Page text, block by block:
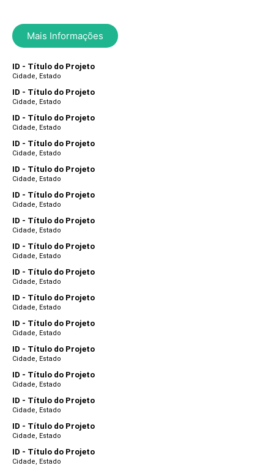
Mais Informações
ID - Título do Projeto
Cidade, Estado
ID - Título do Projeto
Cidade, Estado
ID - Título do Projeto
Cidade, Estado
ID - Título do Projeto
Cidade, Estado
ID - Título do Projeto
Cidade, Estado
ID - Título do Projeto
Cidade, Estado
ID - Título do Projeto
Cidade, Estado
ID - Título do Projeto
Cidade, Estado
ID - Título do Projeto
Cidade, Estado
ID - Título do Projeto
Cidade, Estado
ID - Título do Projeto
Cidade, Estado
ID - Título do Projeto
Cidade, Estado
ID - Título do Projeto
Cidade, Estado
ID - Título do Projeto
Cidade, Estado
ID - Título do Projeto
Cidade, Estado
ID - Título do Projeto
Cidade, Estado